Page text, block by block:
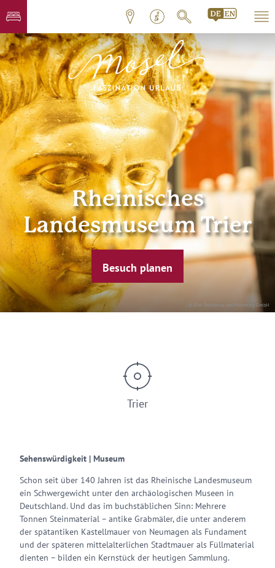
© Trier Tourismus und Marketing GmbH
Rheinisches
Landesmuseum Trier
Besuch planen
Trier
Sehenswürdigkeit | Museum
Schon seit über 140 Jahren ist das Rheinische Landesmuseum
ein Schwergewicht unter den archäologischen Museen in
Deutschland. Und das im buchstäblichen Sinn: Mehrere
Tonnen Steinmaterial – antike Grabmäler, die unter anderem
der spätantiken Kastellmauer von Neumagen als Fundament
und der späteren mittelalterlichen Stadtmauer als Füllmaterial
dienten – bilden ein Kernstück der heutigen Sammlung.